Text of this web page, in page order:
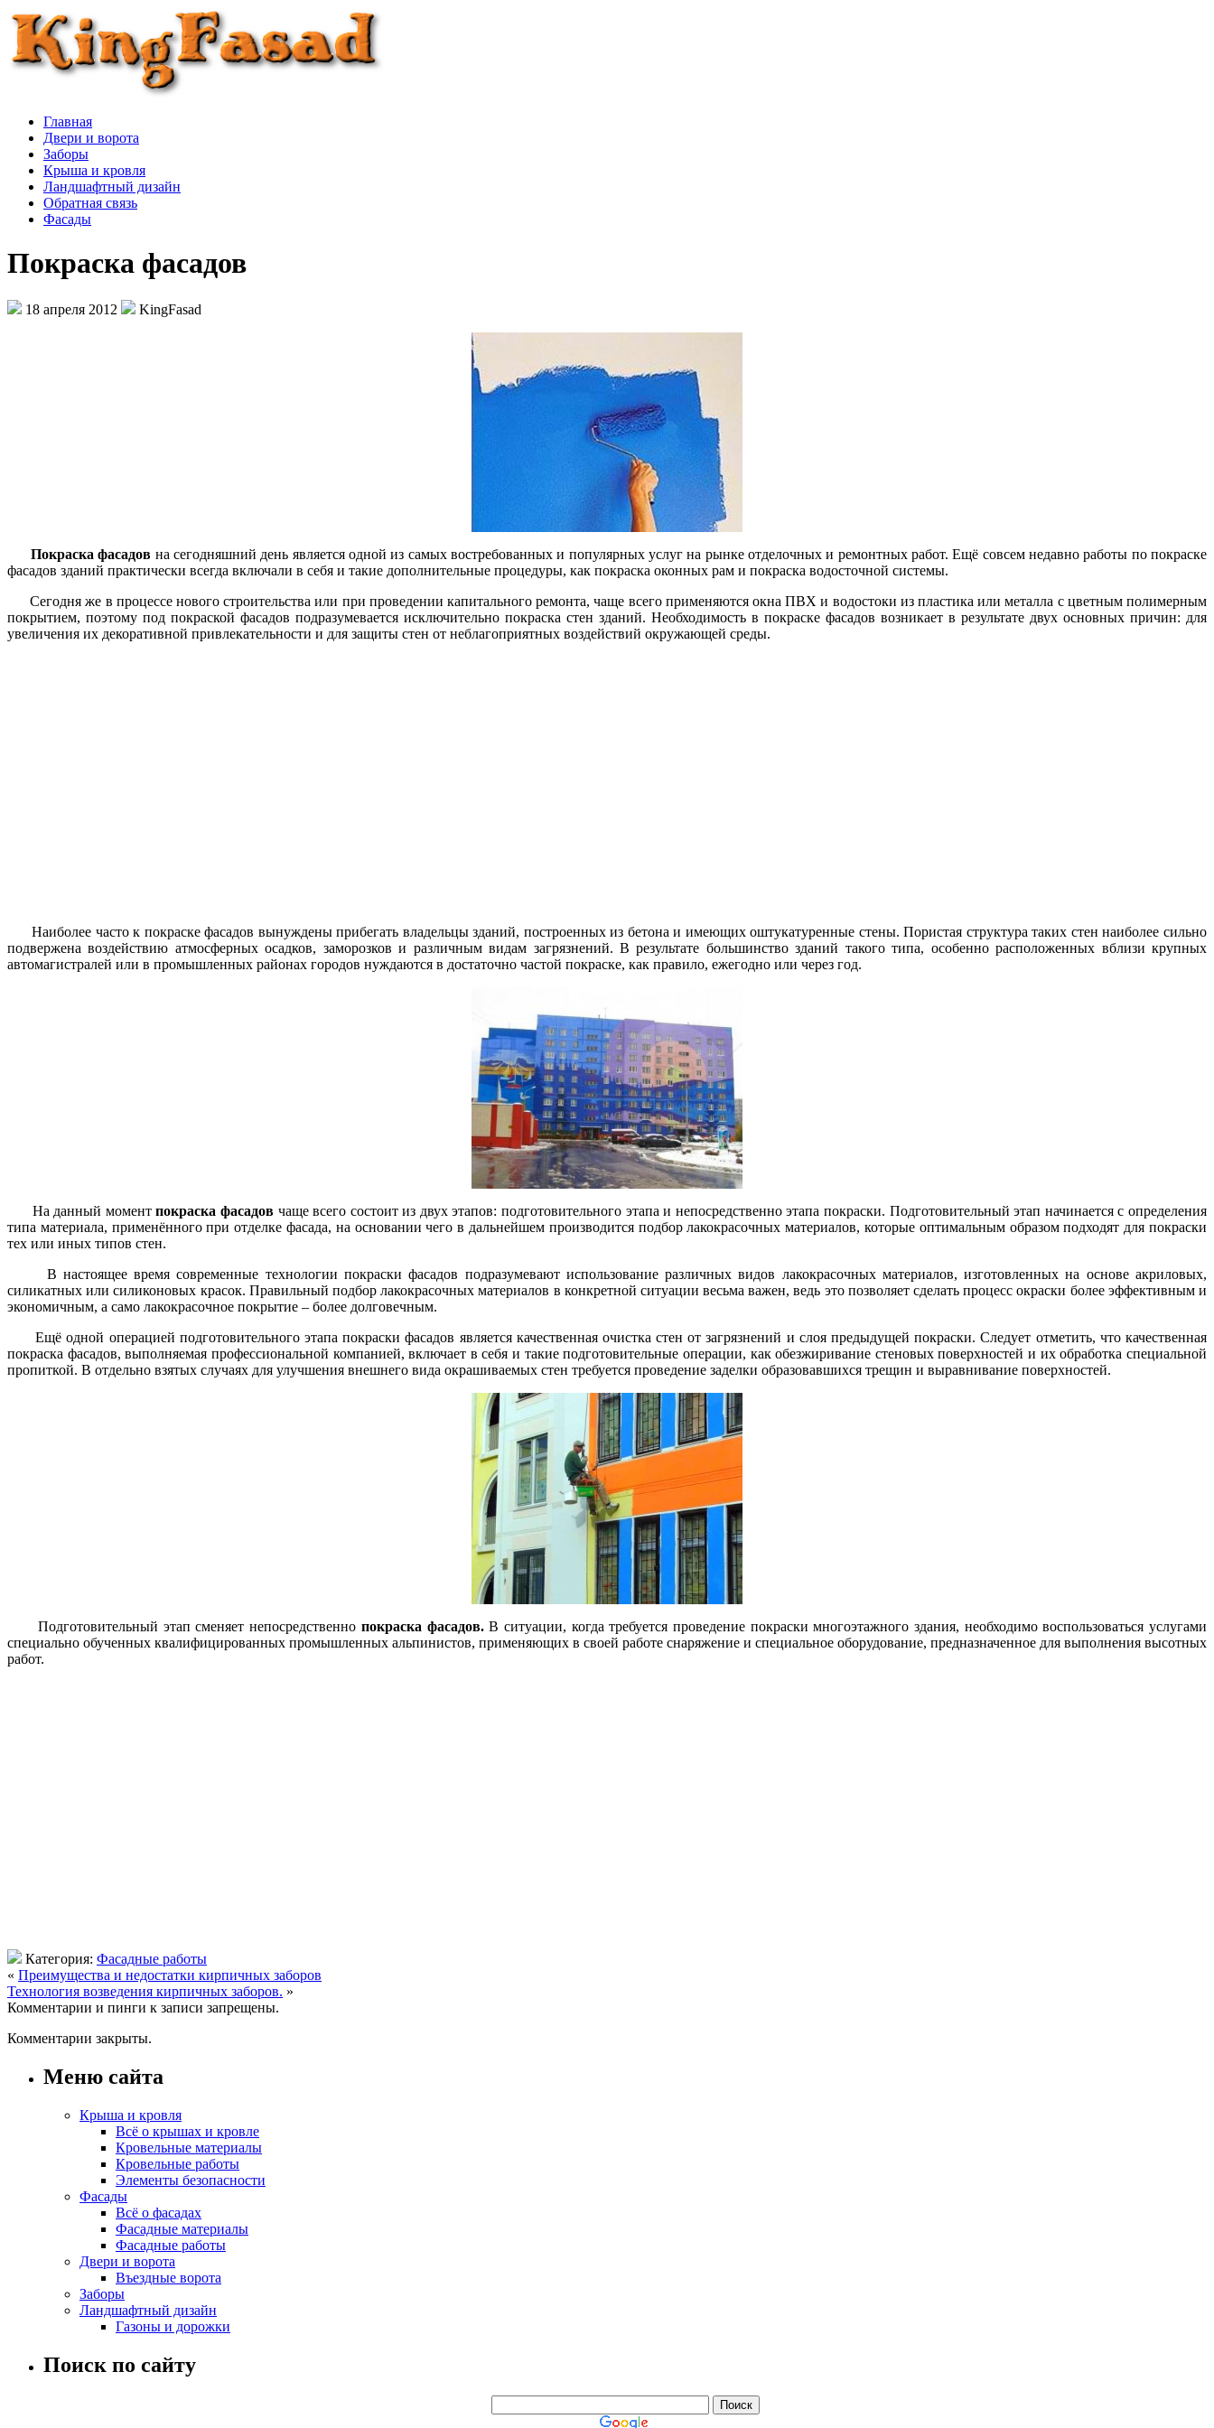
Главная
Двери и ворота
Заборы
Крыша и кровля
Ландшафтный дизайн
Обратная связь
Фасады
Покраска фасадов
18 апреля 2012 KingFasad
Покраска фасадов на сегодняшний день является одной из самых востребованных и популярных услуг на рынке отделочных и ремонтных работ. Ещё совсем недавно работы по покраске
фасадов зданий практически всегда включали в себя и такие дополнительные процедуры, как покраска оконных рам и покраска водосточной системы.
Сегодня же в процессе нового строительства или при проведении капитального ремонта, чаще всего применяются окна ПВХ и водостоки из пластика или металла с цветным полимерным
покрытием, поэтому под покраской фасадов подразумевается исключительно покраска стен зданий. Необходимость в покраске фасадов возникает в результате двух основных причин: для
увеличения их декоративной привлекательности и для защиты стен от неблагоприятных воздействий окружающей среды.
Наиболее часто к покраске фасадов вынуждены прибегать владельцы зданий, построенных из бетона и имеющих оштукатуренные стены. Пористая структура таких стен наиболее сильно
подвержена воздействию атмосферных осадков, заморозков и различным видам загрязнений. В результате большинство зданий такого типа, особенно расположенных вблизи крупных
автомагистралей или в промышленных районах городов нуждаются в достаточно частой покраске, как правило, ежегодно или через год.
На данный моментпокраска фасадовчаще всего состоит из двух этапов: подготовительного этапа и непосредственно этапа покраски. Подготовительный этап начинается с определения
типа материала, применённого при отделке фасада, на основании чего в дальнейшем производится подбор лакокрасочных материалов, которые оптимальным образом подходят для покраски
тех или иных типов стен.
В настоящее время современные технологии покраски фасадов подразумевают использование различных видов лакокрасочных материалов, изготовленных на основе акриловых,
силикатных или силиконовых красок. Правильный подбор лакокрасочных материалов в конкретной ситуации весьма важен, ведь это позволяет сделать процесс окраски более эффективным и
экономичным, а само лакокрасочное покрытие – более долговечным.
Ещё одной операцией подготовительного этапа покраски фасадов является качественная очистка стен от загрязнений и слоя предыдущей покраски. Следует отметить, что качественная
покраска фасадов, выполняемая профессиональной компанией, включает в себя и такие подготовительные операции, как обезжиривание стеновых поверхностей и их обработка специальной
пропиткой. В отдельно взятых случаях для улучшения внешнего вида окрашиваемых стен требуется проведение заделки образовавшихся трещин и выравнивание поверхностей.
Подготовительный этап сменяет непосредственно покраска фасадов.В ситуации, когда требуется проведение покраски многоэтажного здания, необходимо воспользоваться услугами
специально обученных квалифицированных промышленных альпинистов, применяющих в своей работе снаряжение и специальное оборудование, предназначенное для выполнения высотных
работ.
Категория: Фасадные работы
« Преимущества и недостатки кирпичных заборов
Технология возведения кирпичных заборов. »
Комментарии и пинги к записи запрещены.
Комментарии закрыты.
Меню сайта
Крыша и кровля
Всё о крышах и кровле
Кровельные материалы
Кровельные работы
Элементы безопасности
Фасады
Всё о фасадах
Фасадные материалы
Фасадные работы
Двери и ворота
Въездные ворота
Заборы
Ландшафтный дизайн
Газоны и дорожки
Поиск по сайту